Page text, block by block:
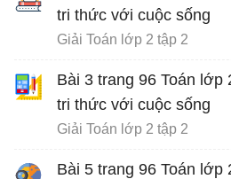
tri thức với cuộc sống
Giải Toán lớp 2 tập 2
Bài 3 trang 96 Toán lớp
tri thức với cuộc sống
Giải Toán lớp 2 tập 2
Bài 5 trang 96 Toán lớp